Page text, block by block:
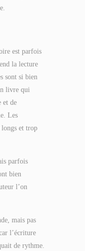
est parfois
la lecture
sont si bien
livre qui
et de
Les
longs et trop
parfois
bien
l’on
mais pas
l’écriture
de rythme.